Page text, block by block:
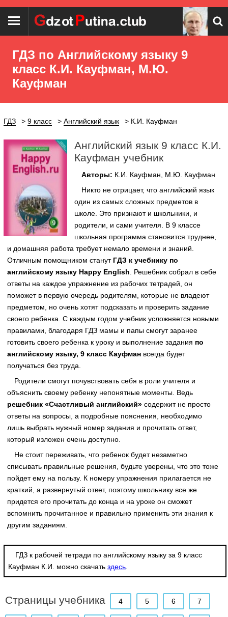
ГДЗ по Английскому языку 9
класс К.И. Кауфман, М.Ю.
Кауфман
ГДЗ 9 класс Английский язык К.И. Кауфман
Английский язык 9 класс К.И.
Кауфман учебник
Авторы: К.И. Кауфман, М.Ю. Кауфман
Никто не отрицает, что английский язык
один из самых сложных предметов в
школе. Это признают и школьники, и
родители, и сами учителя. В 9 классе
школьная программа становится труднее,
и домашняя работа требует немало времени и знаний.
Отличным помощником станут ГДЗ к учебнику по
английскому языку Happy English . Решебник собрал в себе
ответы на каждое упражнение из рабочих тетрадей, он
поможет в первую очередь родителям, которые не владеют
предметом, но очень хотят подсказать и проверить задание
своего ребенка. С каждым годом учебник усложняется новыми
правилами, благодаря ГДЗ мамы и папы смогут заранее
готовить своего ребенка к уроку и выполнение задания по
английскому языку, 9 класс Кауфман всегда будет
получаться без труда.
Родители смогут почувствовать себя в роли учителя и
объяснить своему ребенку непонятные моменты. Ведь
решебник «Счастливый английский» содержит не просто
ответы на вопросы, а подробные пояснения, необходимо
лишь выбрать нужный номер задания и прочитать ответ,
который изложен очень доступно.
Не стоит переживать, что ребенок будет незаметно
списывать правильные решения, будьте уверены, что это тоже
пойдет ему на пользу. К номеру упражнения прилагается не
краткий, а развернутый ответ, поэтому школьнику все же
придется его прочитать до конца и на уроке он сможет
вспомнить прочитанное и правильно применить эти знания к
другим заданиям.
ГДЗ к рабочей тетради по английскому языку за 9 класс
Кауфман К.И. можно скачать здесь
Страницы учебника 4 5 6 7